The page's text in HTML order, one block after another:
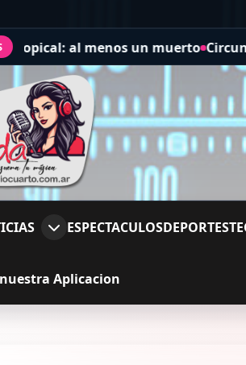
menos un muerto Circunvalación
ESPECTACULOSDEPORTES
Aplicacion